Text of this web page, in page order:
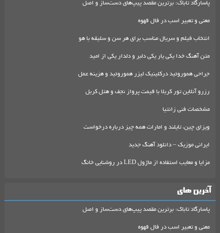
پاسارگاد تاباک: برترین مقصد پیپ‌های دست‌ساز و اصل
معنی و تعبیر اسب در فال قهوه
انتخاب فیلم و سریال مناسب برای هر سن و سلیقه با هو
متن آهنگ خدا یکی یار یکی دلبر و دلدار یکی از امید
جراحی هموروئید درکلینیک لیزر هموروئید و هزینه عمل
رزرو آنلاین تور کربلا با قیمت پرواز نجف و هتل کربل
مشخصات فنی زانتیا
ویزای چین، تایلند و امارات همه چیز درباره درخواست
ایرانی موزیک – دانلود آهنگ جدید
مزایا و معایب استفاده از ماژول LED در روشنایی خانگ
آخرین های
پاسارگاد تاباک: برترین مقصد پیپ‌های دست‌ساز و اصل
معنی و تعبیر اسب در فال قهوه